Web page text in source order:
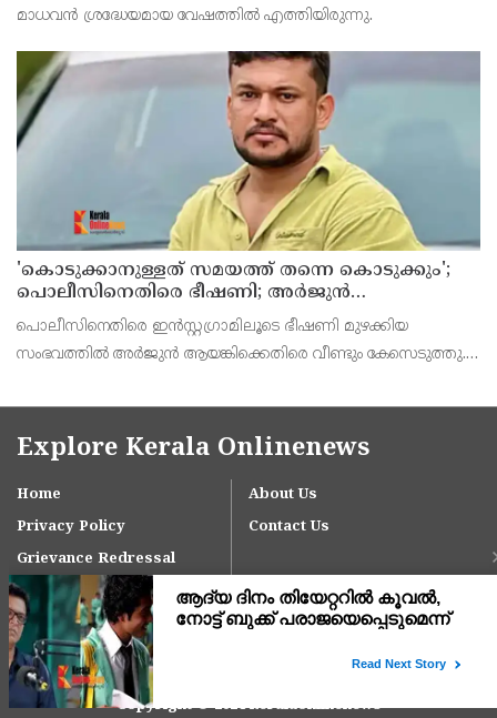
മാധവന്‍ ശ്രദ്ധേയമായ വേഷത്തില്‍ എത്തിയിരുന്നു.
'കൊടുക്കാനുള്ളത് സമയത്ത് തന്നെ കൊടുക്കും';
പൊലീസിനെതിരെ ഭീഷണി; അർജുൻ
ആയങ്കിക്കെതിരെ കേസെടുത്തു
പൊലീസിനെതിരെ ഇൻസ്റ്റഗ്രാമിലൂടെ ഭീഷണി മുഴക്കിയ
സംഭവത്തിൽ അർജുൻ ആയങ്കിക്കെതിരെ വീണ്ടും കേസെടുത്തു.
രജിസ്റ്റർ ചെയ്തിരിക്കുന്നത്.
Explore Kerala Onlinenews
Home
About Us
Privacy Policy
Contact Us
Grievance Redressal
Copyright © 2024 keralaonlinenews